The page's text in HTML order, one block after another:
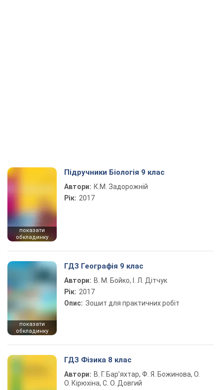
показати
обкладинку
Підручники Біологія 9 клас
Автори: К.М. Задорожній
Рік: 2017
показати
обкладинку
ГДЗ Географія 9 клас
Автори: В. М. Бойко, І. Л. Дітчук
Рік: 2017
Опис: Зошит для практичних робіт
ГДЗ Фізика 8 клас
Автори: В. Г. Бар’яхтар, Ф. Я. Божинова, О.
О. Кірюхіна, С. О. Довгий